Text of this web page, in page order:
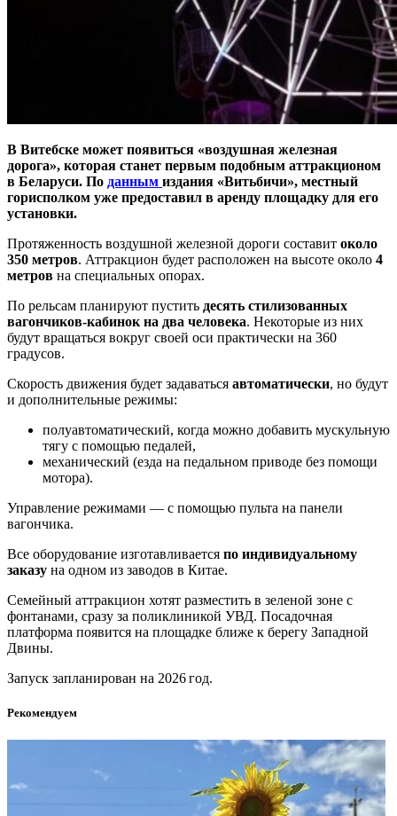
В Витебске может появиться «воздушная железная
дорога», которая станет первым подобным аттракционом
в Беларуси. По данным издания «Витьбичи», местный
горисполком уже предоставил в аренду площадку для его
установки.
Протяженность воздушной железной дороги составит около
350 метров. Аттракцион будет расположен на высоте около 4
метров на специальных опорах.
По рельсам планируют пустить десять стилизованных
вагончиков‑кабинок на два человека. Некоторые из них
будут вращаться вокруг своей оси практически на 360
градусов.
Скорость движения будет задаваться автоматически, но будут
и дополнительные режимы:
полуавтоматический, когда можно добавить мускульную
тягу с помощью педалей,
механический (езда на педальном приводе без помощи
мотора).
Управление режимами — с помощью пульта на панели
вагончика.
Все оборудование изготавливается по индивидуальному
заказу на одном из заводов в Китае.
Семейный аттракцион хотят разместить в зеленой зоне с
фонтанами, сразу за поликлиникой УВД. Посадочная
платформа появится на площадке ближе к берегу Западной
Двины.
Запуск запланирован на 2026 год.
Рекомендуем